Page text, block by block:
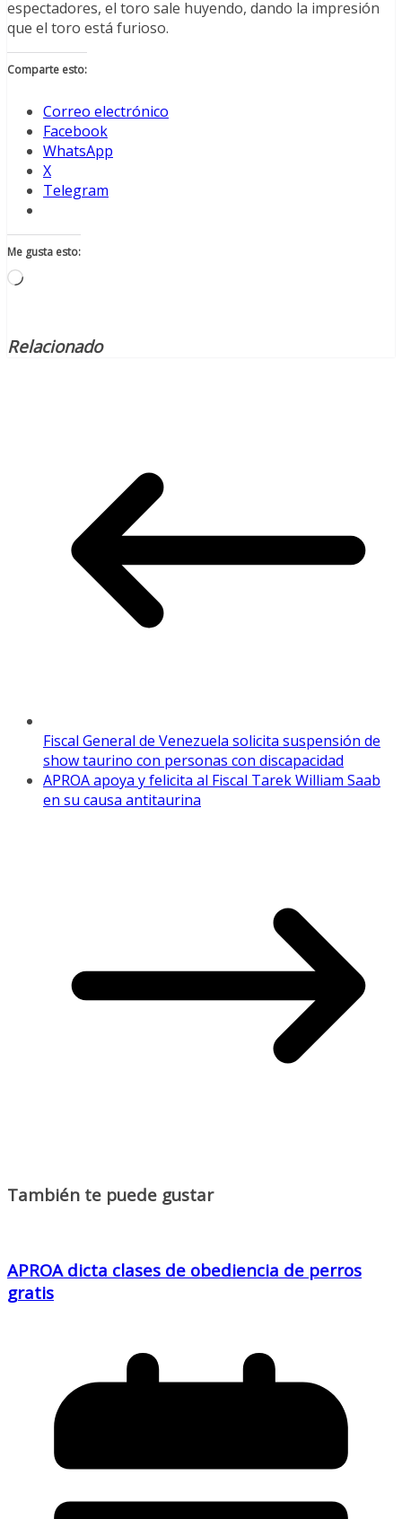
espectadores, el toro sale huyendo, dando la impresión
que el toro está furioso.
Comparte esto:
Correo electrónico
Facebook
WhatsApp
X
Telegram
Me gusta esto:
Cargando...
Relacionado
Fiscal General de Venezuela solicita suspensión de
show taurino con personas con discapacidad
APROA apoya y felicita al Fiscal Tarek William Saab
en su causa antitaurina
También te puede gustar
APROA dicta clases de obediencia de perros
gratis